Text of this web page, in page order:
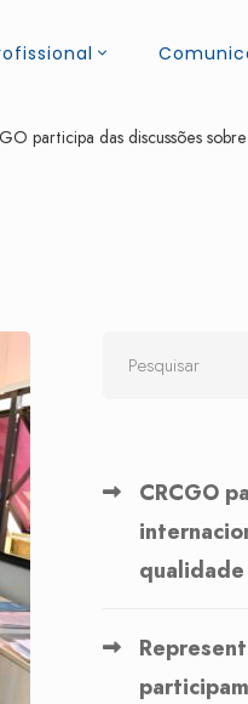
participa das discussões
CRCGO